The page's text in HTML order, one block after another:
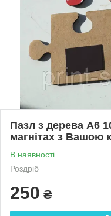
Пазл з дерева А6
магнітах з Вашою
В наявності
Роздріб
250 ₴